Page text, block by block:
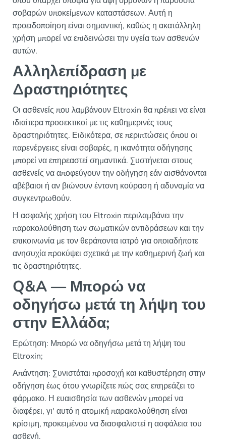
σοβαρών υποκείμενων καταστάσεων. Αυτή η
προειδοποίηση είναι σημαντική, καθώς η ακατάλληλη
χρήση μπορεί να επιδεινώσει την υγεία των ασθενών
αυτών.
Αλληλεπίδραση με
Δραστηριότητες
Οι ασθενείς που λαμβάνουν Eltroxin θα πρέπει να είναι
ιδιαίτερα προσεκτικοί με τις καθημερινές τους
δραστηριότητες. Ειδικότερα, σε περιπτώσεις όπου οι
παρενέργειες είναι σοβαρές, η ικανότητα οδήγησης
μπορεί να επηρεαστεί σημαντικά. Συστήνεται στους
ασθενείς να αποφεύγουν την οδήγηση εάν αισθάνονται
αβέβαιοι ή αν βιώνουν έντονη κούραση ή αδυναμία να
συγκεντρωθούν.
Η ασφαλής χρήση του Eltroxin περιλαμβάνει την
παρακολούθηση των σωματικών αντιδράσεων και την
επικοινωνία με τον θεράποντα ιατρό για οποιαδήποτε
ανησυχία προκύψει σχετικά με την καθημερινή ζωή και
τις δραστηριότητες.
Q&A — Μπορώ να
οδηγήσω μετά τη λήψη του
στην Ελλάδα;
Ερώτηση: Μπορώ να οδηγήσω μετά τη λήψη του
Eltroxin;
Απάντηση: Συνιστάται προσοχή και καθυστέρηση στην
οδήγηση έως ότου γνωρίζετε πώς σας επηρεάζει το
φάρμακο. Η ευαισθησία των ασθενών μπορεί να
διαφέρει, γι' αυτό η ατομική παρακολούθηση είναι
κρίσιμη, προκειμένου να διασφαλιστεί η ασφάλεια του
ασθενή.